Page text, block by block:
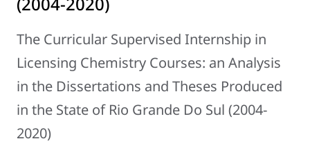
The Curricular Supervised Internship in
Licensing Chemistry Courses: an Analysis
in the Dissertations and Theses Produced
in the State of Rio Grande Do Sul (2004-
2020)